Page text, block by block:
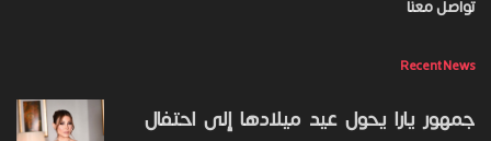
تواصل معنا
Recent News
جمهور يارا يحول عيد ميلادها إلى احتفال